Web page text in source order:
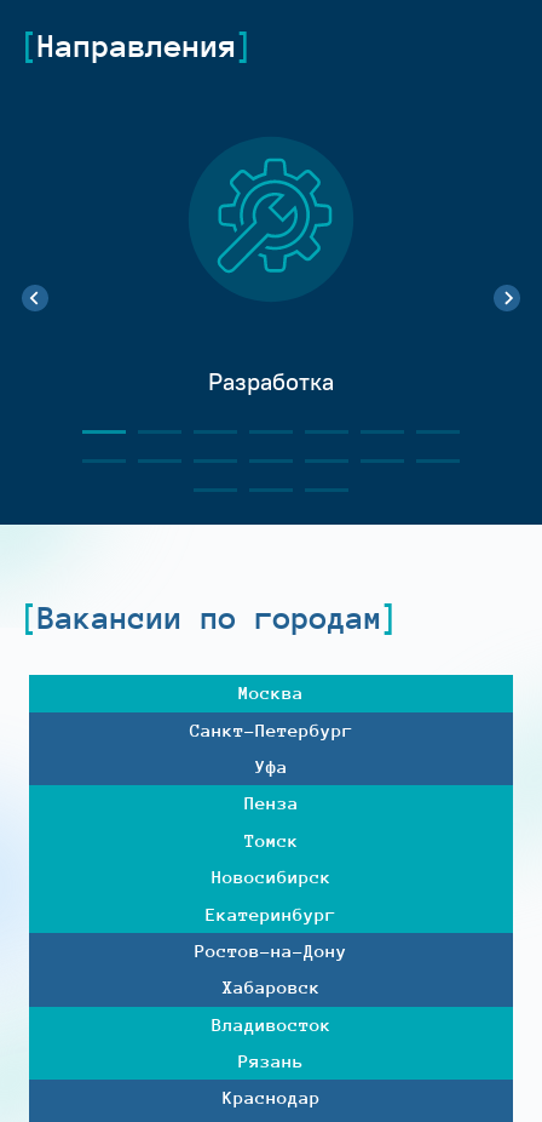
Направления
Разработка
Вакансии по городам
Москва
Санкт-Петербург
Уфа
Пенза
Томск
Новосибирск
Екатеринбург
Ростов-на-Дону
Хабаровск
Владивосток
Рязань
Краснодар